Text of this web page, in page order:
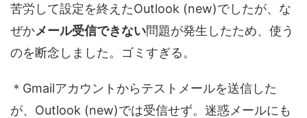
苦労して設定を終えたOutlook (new)でしたが、な
ぜかメール受信できない問題が発生したため、使う
のを断念しました。ゴミすぎる。
＊Gmailアカウントからテストメールを送信した
が、Outlook (new)では受信せず。迷惑メールにも